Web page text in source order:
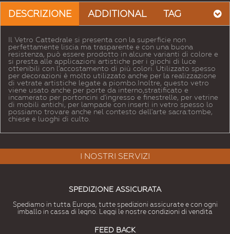
DESCRIZIONE ADDITIONAL TAG
Il Vetro Cattedrale si presenta con la superficie non
perfettamente liscia ma trasparente e con una buona
resistenza, può essere prodotto in alcune varianti di colore e
si presta alle applicazioni artistiche per i giochi di luce
ottenibili con l'accostamento di più colori. Utilizzato spesso
per decorazioni è molto utilizzato anche per la realizzazione
di vetrate artistiche legate a piombo.Inoltre, questo vetro
viene usato anche per porte da interno,stratificato e
incamerato per portoncini d'ingresso e finestrelle, per vetrine
di mobili antichi, per lampade con inserti in vetro spesso lo
possiamo trovare anche nel contesto dell'arte sacra:tombe,
chiese e luoghi di culto.
I NOSTRI SERVIZI
SPEDIZIONE ASSICURATA
Spediamo in tutta Europa, tutte spedizioni assicurate e con ogni
imballo in cassa di legno. Leggi le nostre condizioni di vendita
FEED BACK